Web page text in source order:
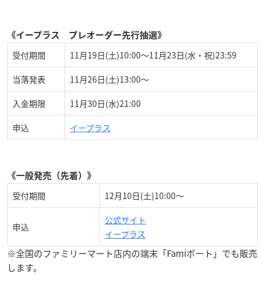
《イープラス プレオーダー先行抽選》
受付期間 11月19日(土)10:00～11月23日(水・祝)23:59
当落発表 11月26日(土)13:00〜
入金期限 11月30日(水)21:00
申込 イープラス
《一般発売（先着）》
受付期間 12月10日(土)10:00～
申込
公式サイト
イープラス
※全国のファミリーマート店内の端末「Famiポート」でも販売
します。